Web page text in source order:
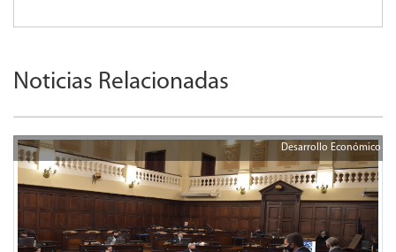
Noticias Relacionadas
Desarrollo Económico